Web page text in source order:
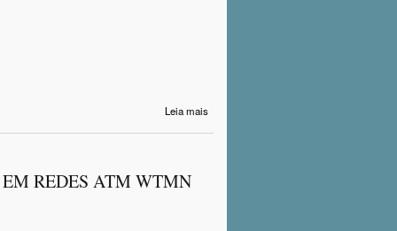
Leia mais
EM REDES ATM WTMN